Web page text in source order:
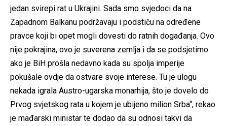
jedan svirepi rat u Ukrajini. Sada smo svjedoci da na
Zapadnom Balkanu podržavaju i podstiču na određene
pravce koji bi opet mogli dovesti do ratnih događanja. Ovo
nije pokrajina, ovo je suverena zemlja i da se podsjetimo
ako je BiH prošla nedavno kada su spolja imperije
pokušale ovdje da ostvare svoje interese. Tu je ulogu
nekada igrala Austro-ugarska monarhija, što je dovelo do
Prvog svjetskog rata u kojem je ubijeno milion Srba“, rekao
je mađarski ministar te dodao da su odnosi takvi da